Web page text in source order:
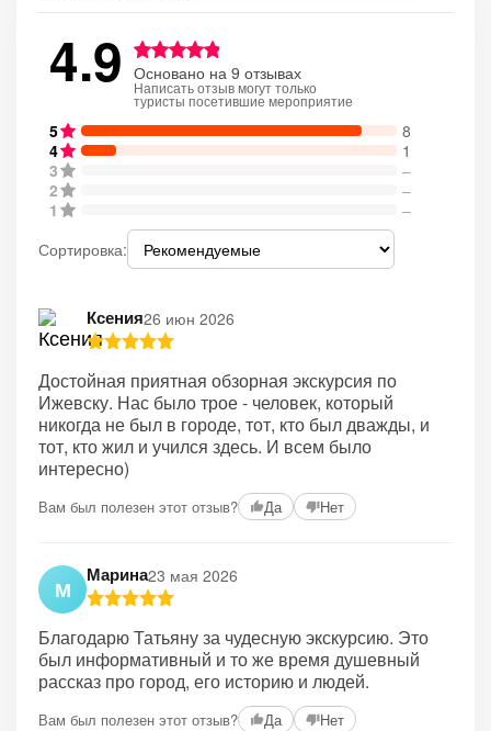
4.9 Основано на 9 отзывах
Написать отзыв могут только
туристы посетившие мероприятие
5
8
4
1
3
–
2
–
1
–
Сортировка:
Ксения26 июн 2026
Достойная приятная обзорная экскурсия по
Ижевску. Нас было трое - человек, который
никогда не был в городе, тот, кто был дважды, и
тот, кто жил и учился здесь. И всем было
интересно)
Вам был полезен этот отзыв? Да Нет
М
Марина23 мая 2026
Благодарю Татьяну за чудесную экскурсию. Это
был информативный и то же время душевный
рассказ про город, его историю и людей.
Вам был полезен этот отзыв? Да Нет